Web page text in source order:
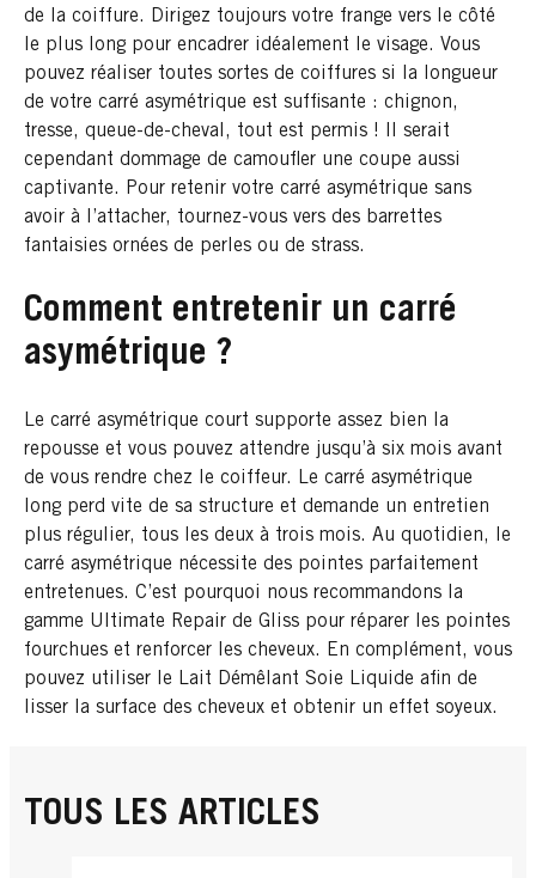
de la coiffure. Dirigez toujours votre frange vers le côté
le plus long pour encadrer idéalement le visage. Vous
pouvez réaliser toutes sortes de coiffures si la longueur
de votre carré asymétrique est suffisante : chignon,
tresse, queue-de-cheval, tout est permis ! Il serait
cependant dommage de camoufler une coupe aussi
captivante. Pour retenir votre carré asymétrique sans
avoir à l’attacher, tournez-vous vers des barrettes
fantaisies ornées de perles ou de strass.
Comment entretenir un carré
asymétrique ?
Le carré asymétrique court supporte assez bien la
repousse et vous pouvez attendre jusqu’à six mois avant
de vous rendre chez le coiffeur. Le carré asymétrique
long perd vite de sa structure et demande un entretien
plus régulier, tous les deux à trois mois. Au quotidien, le
carré asymétrique nécessite des pointes parfaitement
entretenues. C’est pourquoi nous recommandons la
gamme Ultimate Repair de Gliss pour réparer les pointes
fourchues et renforcer les cheveux. En complément, vous
pouvez utiliser le Lait Démêlant Soie Liquide afin de
lisser la surface des cheveux et obtenir un effet soyeux.
TOUS LES ARTICLES